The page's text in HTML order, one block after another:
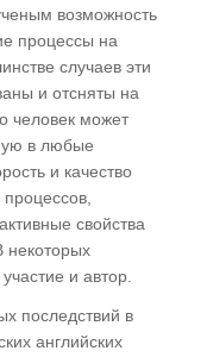
возможность
процессы на
случаев эти
и отсняты на
человек может
в любые
и качество
свойства
некоторых
и автор.
последствий в
английских